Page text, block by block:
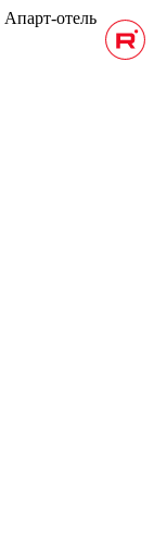
Апарт-отель